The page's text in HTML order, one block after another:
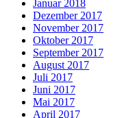
Januar 2018
Dezember 2017
November 2017
Oktober 2017
September 2017
August 2017
Juli 2017
Juni 2017
Mai 2017
April 2017